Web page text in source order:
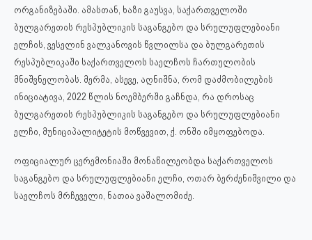
ორგანიზებაში. ამასთან, ხაზი გაუსვა, საქართველოში
ბულგარეთის რესპუბლიკის საგანგებო და სრულუფლებიანი
ელჩის, ვესელინ ვალკანოვის წვლილსა და ბულგარეთის
რესპუბლიკაში საქართველოს საელჩოს ჩართულობის
მნიშვნელობას. მერმა, ასევე, აღნიშნა, რომ დაძმობილების
ინიციატივა, 2022 წლის ნოემბერში გაჩნდა, რა დროსაც
ბულგარეთის რესპუბლიკის საგანგებო და სრულუფლებიანი
ელჩი, მუნიციპალიტეტის მოწვევით, ქ. ონში იმყოფებოდა.
ოფიციალურ ცერემონიაში მონაწილეობდა საქართველოს
საგანგებო და სრულუფლებიანი ელჩი, ოთარ ბერძენიშვილი და
საელჩოს მრჩეველი, ნათია ვაშალომიძე.